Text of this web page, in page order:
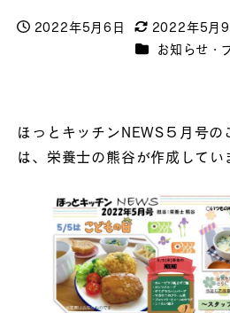
投稿日
2022年5月6日
更新日
2022年5月9
カテゴリー
お知らせ・
ほっとキッチンNEWS５月号
は、栄養士の熊谷が作成して